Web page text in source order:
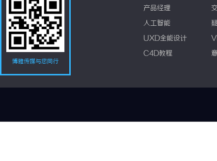
博雅传媒与您同行
产品经理
人工智能
UXD全能设计
C4D教程